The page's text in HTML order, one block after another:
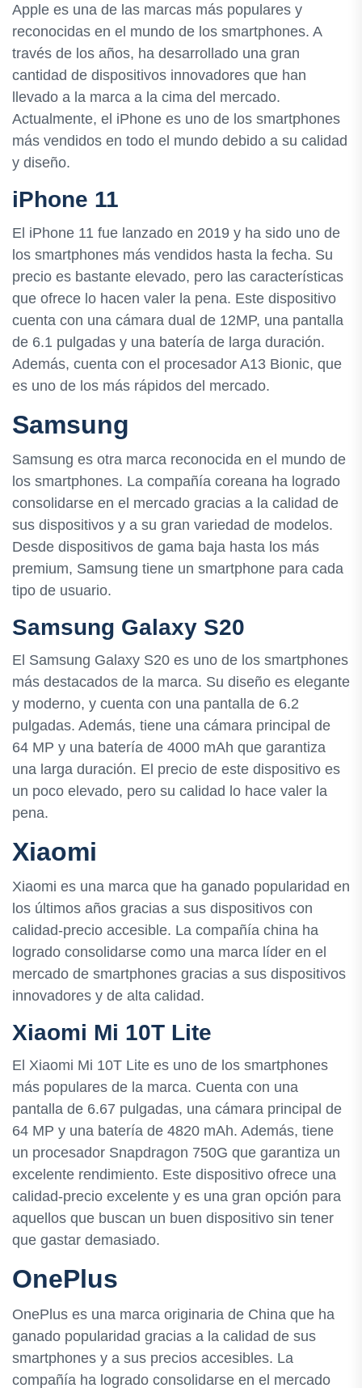
Apple es una de las marcas más populares y
reconocidas en el mundo de los smartphones. A
través de los años, ha desarrollado una gran
cantidad de dispositivos innovadores que han
llevado a la marca a la cima del mercado.
Actualmente, el iPhone es uno de los smartphones
más vendidos en todo el mundo debido a su calidad
y diseño.
iPhone 11
El iPhone 11 fue lanzado en 2019 y ha sido uno de
los smartphones más vendidos hasta la fecha. Su
precio es bastante elevado, pero las características
que ofrece lo hacen valer la pena. Este dispositivo
cuenta con una cámara dual de 12MP, una pantalla
de 6.1 pulgadas y una batería de larga duración.
Además, cuenta con el procesador A13 Bionic, que
es uno de los más rápidos del mercado.
Samsung
Samsung es otra marca reconocida en el mundo de
los smartphones. La compañía coreana ha logrado
consolidarse en el mercado gracias a la calidad de
sus dispositivos y a su gran variedad de modelos.
Desde dispositivos de gama baja hasta los más
premium, Samsung tiene un smartphone para cada
tipo de usuario.
Samsung Galaxy S20
El Samsung Galaxy S20 es uno de los smartphones
más destacados de la marca. Su diseño es elegante
y moderno, y cuenta con una pantalla de 6.2
pulgadas. Además, tiene una cámara principal de
64 MP y una batería de 4000 mAh que garantiza
una larga duración. El precio de este dispositivo es
un poco elevado, pero su calidad lo hace valer la
pena.
Xiaomi
Xiaomi es una marca que ha ganado popularidad en
los últimos años gracias a sus dispositivos con
calidad-precio accesible. La compañía china ha
logrado consolidarse como una marca líder en el
mercado de smartphones gracias a sus dispositivos
innovadores y de alta calidad.
Xiaomi Mi 10T Lite
El Xiaomi Mi 10T Lite es uno de los smartphones
más populares de la marca. Cuenta con una
pantalla de 6.67 pulgadas, una cámara principal de
64 MP y una batería de 4820 mAh. Además, tiene
un procesador Snapdragon 750G que garantiza un
excelente rendimiento. Este dispositivo ofrece una
calidad-precio excelente y es una gran opción para
aquellos que buscan un buen dispositivo sin tener
que gastar demasiado.
OnePlus
OnePlus es una marca originaria de China que ha
ganado popularidad gracias a la calidad de sus
smartphones y a sus precios accesibles. La
compañía ha logrado consolidarse en el mercado